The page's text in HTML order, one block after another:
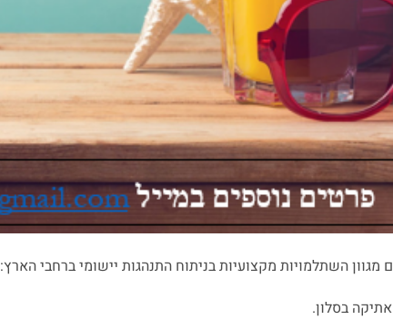
השתלמויות מקצועיות בניתוח התנהגות יישומי ברחבי הארץ:
בסלון.